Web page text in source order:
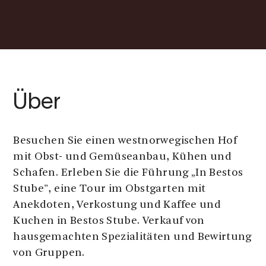
Über
Besuchen Sie einen westnorwegischen Hof
mit Obst- und Gemüseanbau, Kühen und
Schafen. Erleben Sie die Führung „In Bestos
Stube", eine Tour im Obstgarten mit
Anekdoten, Verkostung und Kaffee und
Kuchen in Bestos Stube. Verkauf von
hausgemachten Spezialitäten und Bewirtung
von Gruppen.